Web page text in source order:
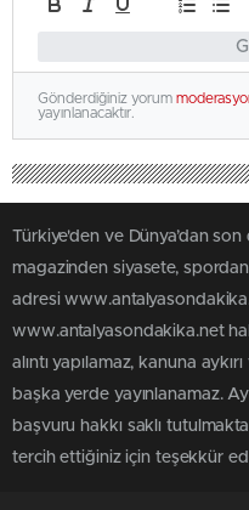
Gönderdiğiniz yorum
yayınlanacaktır.
Türkiye'den ve Dünya’dan son
magazinden siyasete,
adresi
www.antalyasondakika.net
alıntı yapılamaz, kanuna
başka yerde yayınlanamaz.
başvuru hakkı saklı
tercih ettiğiniz için teşekkür